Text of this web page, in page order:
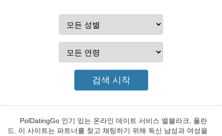
PolDatingGo 인기 있는 온라인 데이트 서비스 엘블라크, 폴란
드. 이 사이트는 파트너를 찾고 채팅하기 위해 독신 남성과 여성을